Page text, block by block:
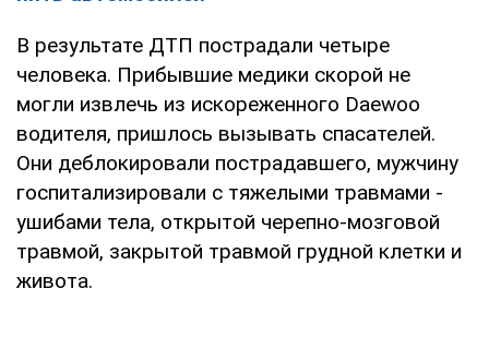
В результате ДТП пострадали четыре
человека. Прибывшие медики скорой не
могли извлечь из искореженного Daewoo
водителя, пришлось вызывать спасателей.
Они деблокировали пострадавшего, мужчину
госпитализировали с тяжелыми травмами -
ушибами тела, открытой черепно-мозговой
травмой, закрытой травмой грудной клетки и
живота.